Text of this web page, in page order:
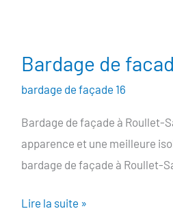
Bardage de
bardage de façade 16
Bardage de façade à Roullet-
apparence et une meilleure
bardage de façade à Roullet-
Bardage
Roullet-
Saint-
Estephe
Lire la suite »